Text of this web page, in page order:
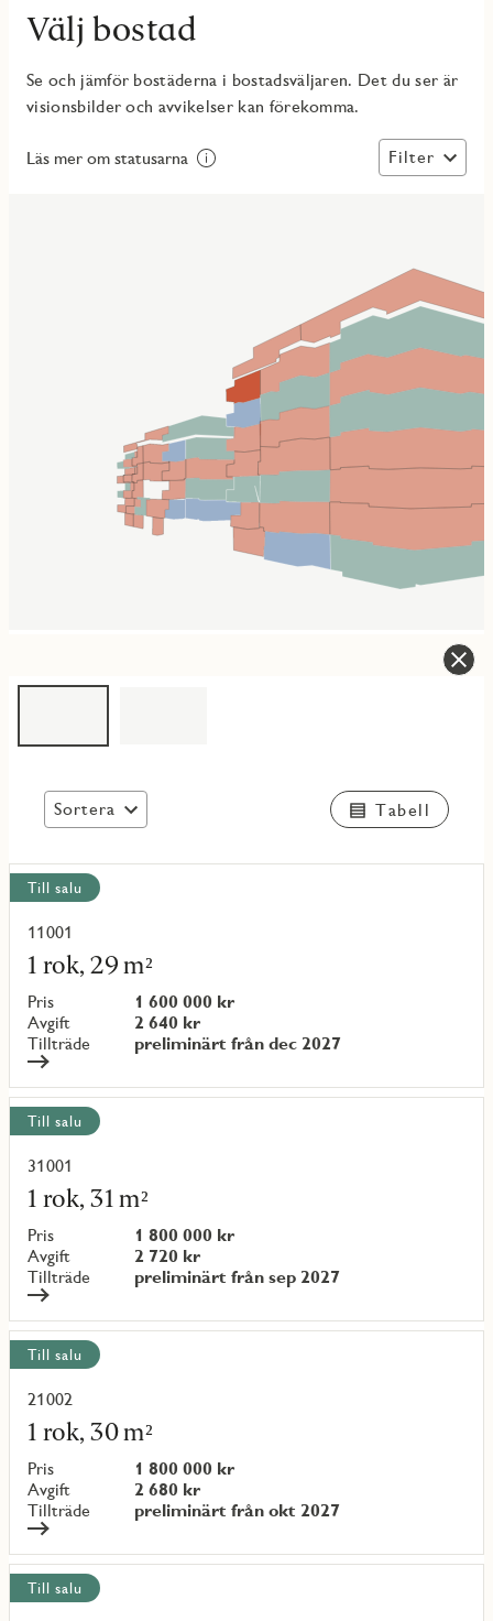
Välj bostad
Se och jämför bostäderna i bostadsväljaren. Det du ser är
visionsbilder och avvikelser kan förekomma.
Läs mer om statusarna Filter
Sortera Tabell
Visa
alla
objekt
Till salu
11001
1 rok, 29 m²
Pris
1 600 000 kr
Avgift
2 640 kr
Tillträde
preliminärt från dec 2027
Läs
mer
om
objekt
{objectNumber}
Till salu
31001
1 rok, 31 m²
Pris
1 800 000 kr
Avgift
2 720 kr
Tillträde
preliminärt från sep 2027
Läs
mer
om
objekt
{objectNumber}
Till salu
21002
1 rok, 30 m²
Pris
1 800 000 kr
Avgift
2 680 kr
Tillträde
preliminärt från okt 2027
Läs
mer
om
objekt
{objectNumber}
Till salu